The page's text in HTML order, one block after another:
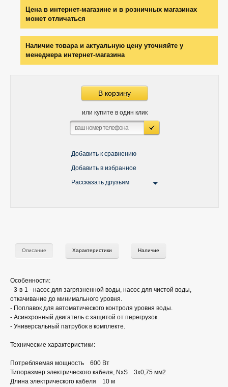
Цена в интернет-магазине и в розничных магазинах
может отличаться
Наличие товара и актуальную цену уточняйте у
менеджера интернет-магазина
В корзину
или купите в один клик
Добавить к сравнению
Добавить в избранное
Рассказать друзьям
Описание Характеристики Наличие
Особенности:
- 3-в-1 - насос для загрязненной воды, насос для чистой воды,
откачивание до минимального уровня.
- Поплавок для автоматического контроля уровня воды.
- Асинхронный двигатель с защитой от перегрузок.
- Универсальный патрубок в комплекте.
Технические характеристики:
Потребляемая мощность 600 Вт
Типоразмер электрического кабеля, NxS 3х0,75 мм2
Длина электрического кабеля 10 м